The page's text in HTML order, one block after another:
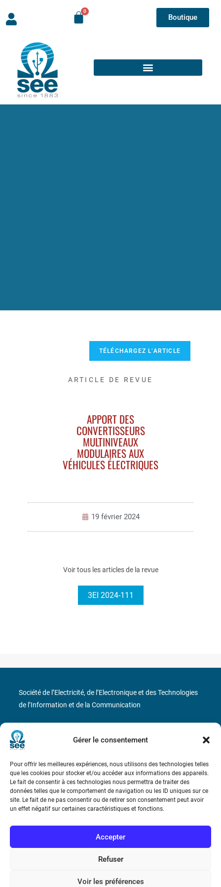
Gérer le consentement
Pour offrir les meilleures expériences, nous utilisons des technologies telles
que les cookies pour stocker et/ou accéder aux informations des appareils.
Le fait de consentir à ces technologies nous permettra de traiter des
données telles que le comportement de navigation ou les ID uniques sur ce
site. Le fait de ne pas consentir ou de retirer son consentement peut avoir
un effet négatif sur certaines caractéristiques et fonctions.
Accepter
Refuser
Voir les préférences
Boutique
TÉLÉCHARGEZ L’ARTICLE
ARTICLE DE REVUE
APPORT DES
CONVERTISSEURS
MULTINIVEAUX
MODULAIRES AUX
VÉHICULES ÉLECTRIQUES
19 février 2024
Voir tous les articles de la revue
3EI 2024-111
Bicentenaire des découvertes d’André-
Société de l’Electricité, de l’Electronique et des Technologies
de l’Information et de la Communication
Métro : « Boissière » Ligne 6 et « Iéna » Ligne 9
Téléphone : (+33) 1 56 90 37 17
N° de SIREN : 785 393 232, Code APE : 9412Z TVA intra-
communautaire : FR44 785 393 232